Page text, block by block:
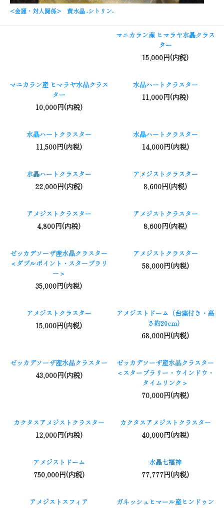
<金運・対人関係> 黄水晶 -シトリン-
マニカラン産 ヒマラヤ水晶クラス
ター
15,000円(内税)
マニカラン産 ヒマラヤ水晶クラス
ター
10,000円(内税)
水晶ハートクラスター
11,000円(内税)
水晶ハートクラスター
11,500円(内税)
水晶ハートクラスター
14,000円(内税)
水晶ハートクラスター
22,000円(内税)
アメジストクラスター
8,600円(内税)
アメジストクラスター
4,800円(内税)
アメジストクラスター
8,600円(内税)
ゼッカデソーザ産水晶クラスター
＜ダブルポイント・スターブラリ
ー＞
35,000円(内税)
アメジストクラスター
58,000円(内税)
アメジストクラスター
15,000円(内税)
アメジストドーム（台座付き・高
さ約20cm）
68,000円(内税)
ゼッカデソーザ産水晶クラスター
43,000円(内税)
ゼッカデソーザ産水晶クラスター
＜スターブラリー・ウインドウ・
タイムリンク＞
70,000円(内税)
カクタスアメジストクラスター
12,000円(内税)
カクタスアメジストクラスター
40,000円(内税)
アメジストドーム
750,000円(内税)
水晶七福神
77,777円(内税)
アメジストスフィア
ガネッシュヒマール産ヒンドゥン